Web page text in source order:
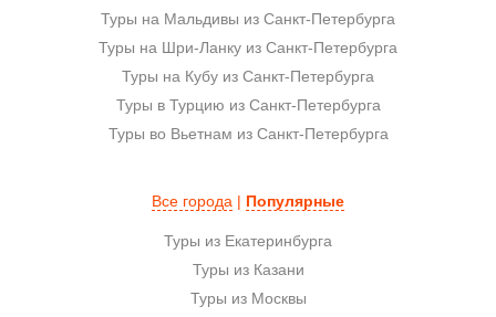
Туры на Мальдивы из Санкт-Петербурга
Туры на Шри-Ланку из Санкт-Петербурга
Туры на Кубу из Санкт-Петербурга
Туры в Турцию из Санкт-Петербурга
Туры во Вьетнам из Санкт-Петербурга
Все города | Популярные
Туры из Екатеринбурга
Туры из Казани
Туры из Москвы